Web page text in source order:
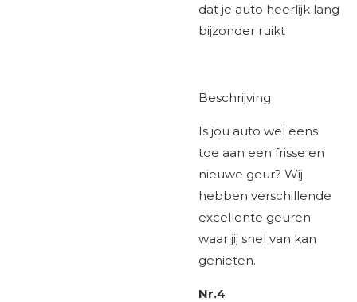
dat je auto heerlijk lang
bijzonder ruikt
Beschrijving
Is jou auto wel eens
toe aan een frisse en
nieuwe geur? Wij
hebben verschillende
excellente geuren
waar jij snel van kan
genieten.
Nr.4